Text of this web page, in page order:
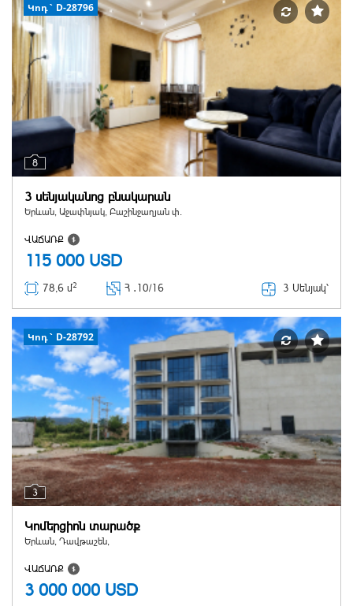
8
Կոդ` D-28796
3 սենյականոց բնակարան
Երևան, Աջափնյակ, Բաշինջաղյան փ.
ՎԱՃԱՌՔ
115 000 USD
78,6 մ2 Հ ․ 10/16 3 Սենյակ՝
3
Կոդ` D-28792
Կոմերցիոն տարածք
Երևան, Դավթաշեն,
ՎԱՃԱՌՔ
3 000 000 USD